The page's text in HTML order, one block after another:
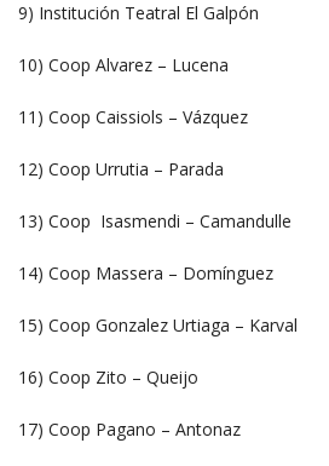
9) Institución Teatral El Galpón
10) Coop Alvarez – Lucena
11) Coop Caissiols – Vázquez
12) Coop Urrutia – Parada
13) Coop Isasmendi – Camandulle
14) Coop Massera – Domínguez
15) Coop Gonzalez Urtiaga – Karval
16) Coop Zito – Queijo
17) Coop Pagano – Antonaz